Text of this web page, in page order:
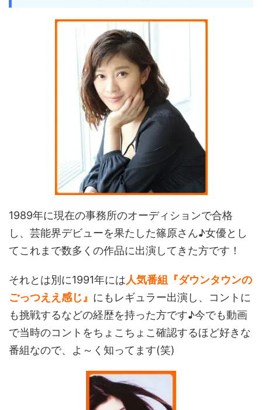
1989年に現在の事務所のオーディションで合格
し、芸能界デビューを果たした篠原さん♪女優とし
てこれまで数多くの作品に出演してきた方です！
それとは別に1991年には人気番組『ダウンタウンの
ごっつええ感じ』 にもレギュラー出演し、コントに
も挑戦するなどの経歴を持った方です♪今でも動画
で当時のコントをちょこちょこ確認するほど好きな
番組なので、よ～く知ってます(笑)